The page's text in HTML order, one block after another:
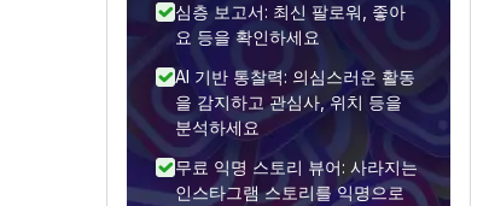
심층 보고서: 최신 팔로워, 좋아
요 등을 확인하세요
AI 기반 통찰력: 의심스러운 활동
을 감지하고 관심사, 위치 등을
분석하세요
무료 익명 스토리 뷰어: 사라지는
인스타그램 스토리를 익명으로